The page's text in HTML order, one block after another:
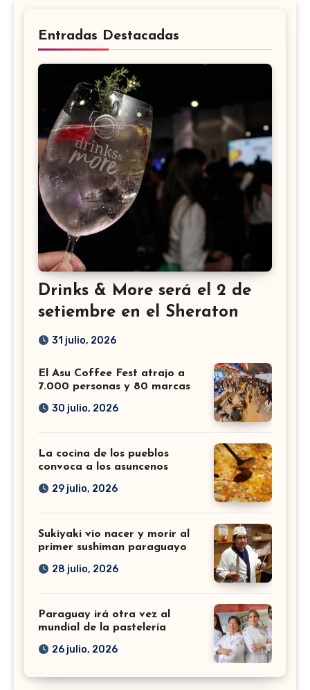
Entradas Destacadas
Drinks & More será el 2 de
setiembre en el Sheraton
31 julio, 2026
El Asu Coffee Fest atrajo a
7.000 personas y 80 marcas
30 julio, 2026
La cocina de los pueblos
convoca a los asuncenos
29 julio, 2026
Sukiyaki vio nacer y morir al
primer sushiman paraguayo
28 julio, 2026
Paraguay irá otra vez al
mundial de la pastelería
26 julio, 2026